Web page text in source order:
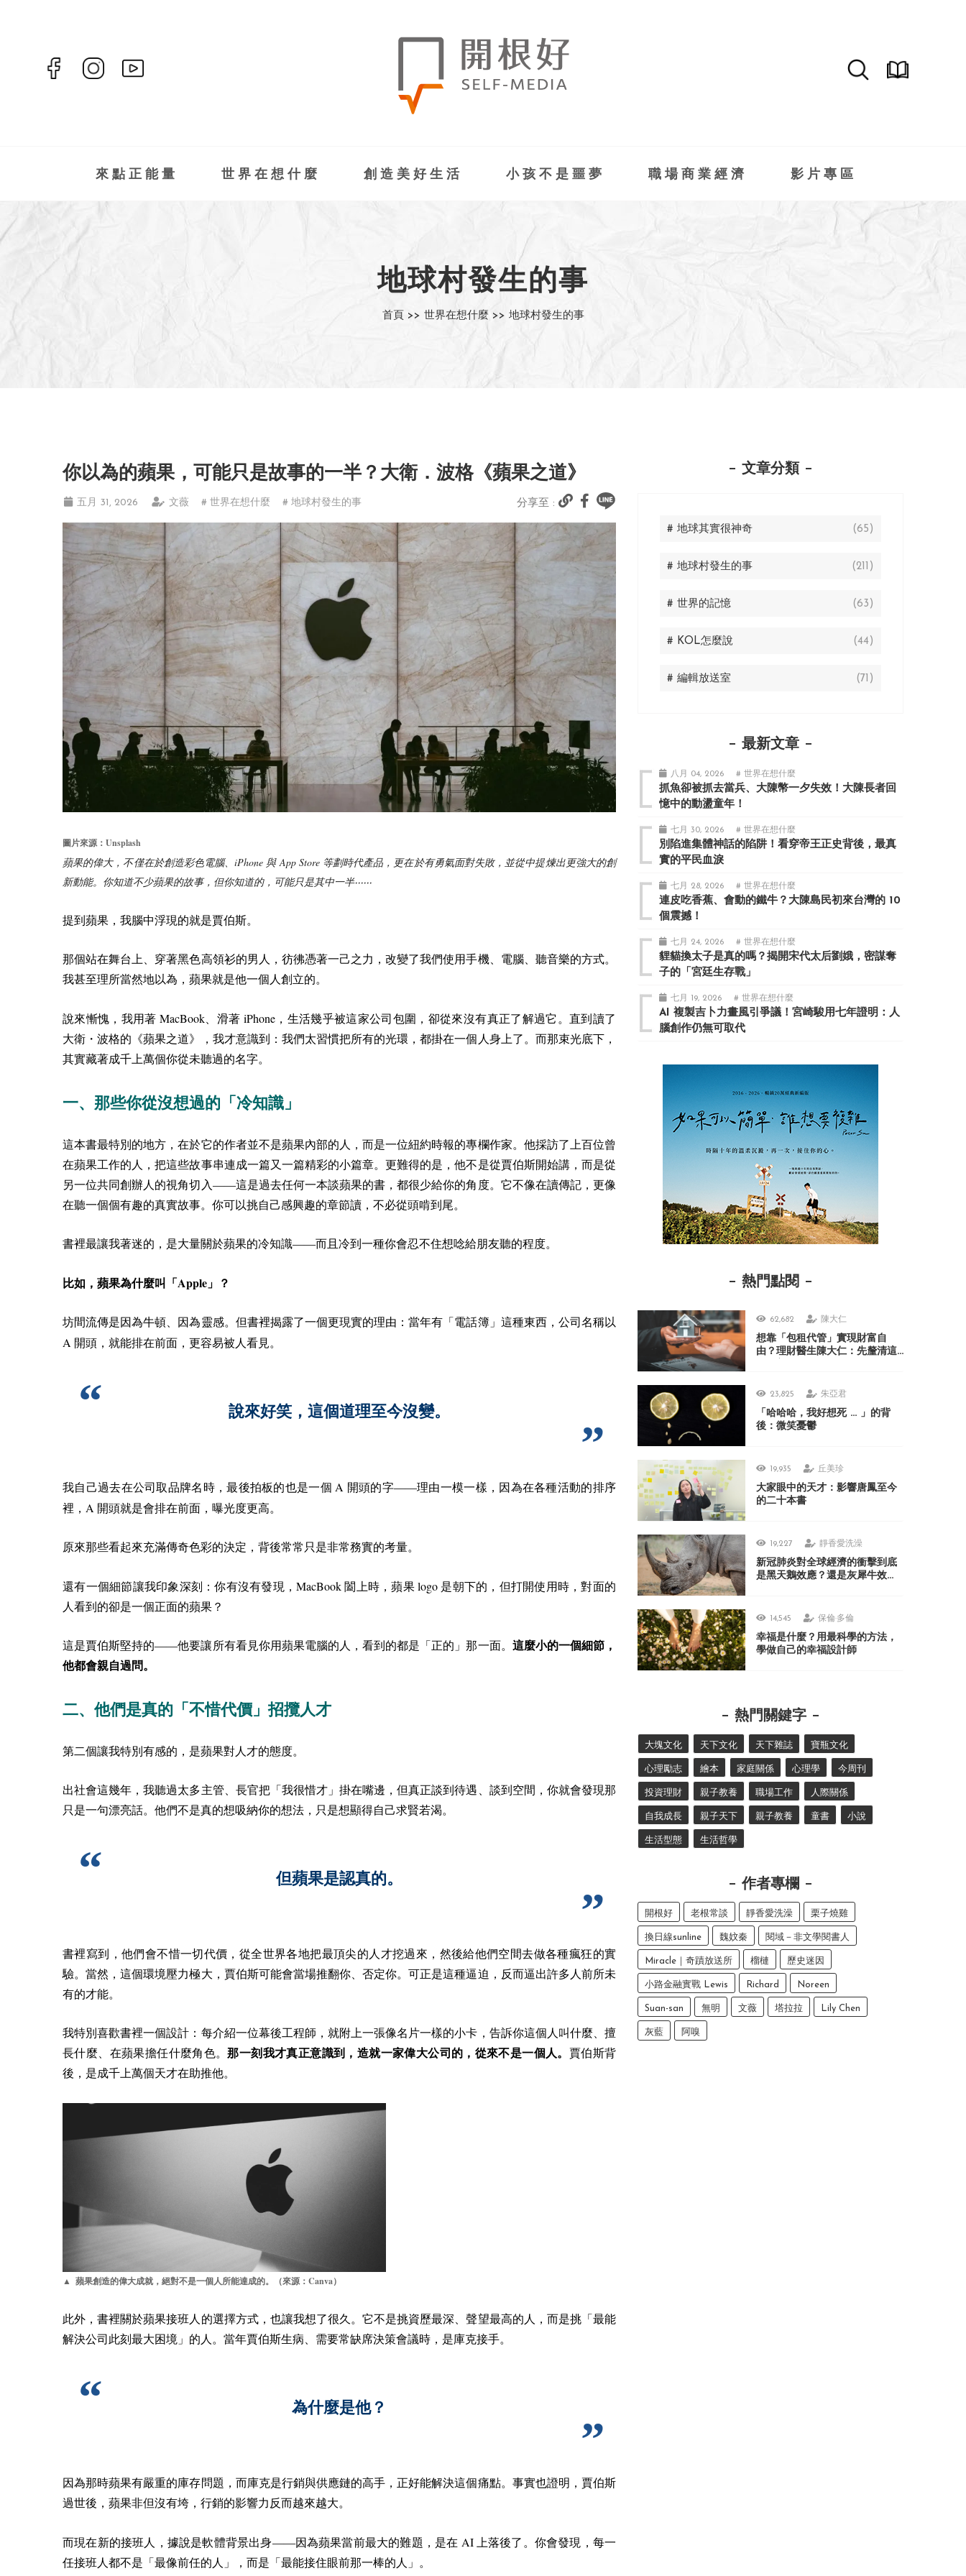
來點正能量 世界在想什麼 創造美好生活 小孩不是噩夢 職場商業經濟 影片專區
地球村發生的事
首頁 >> 世界在想什麼 >> 地球村發生的事
你以為的蘋果，可能只是故事的一半？大衛．波格《蘋果之道》
五月 31, 2026 文薇 # 世界在想什麼 # 地球村發生的事 分享至 :
圖片來源： Unsplash
蘋果的偉大，不僅在於創造彩色電腦、iPhone 與 App Store等劃時代產品，更在於有勇氣面對失敗，並從中提煉出更強大的創
新動能。你知道不少蘋果的故事，但你知道的，可能只是其中一半‧‧‧‧‧‧
提到蘋果，我腦中浮現的就是賈伯斯。
那個站在舞台上、穿著黑色高領衫的男人，彷彿憑著一己之力，改變了我們使用手機、電腦、聽音樂的方式。
我甚至理所當然地以為，蘋果就是他一個人創立的。
說來慚愧，我用著MacBook 、滑著 iPhone，生活幾乎被這家公司包圍，卻從來沒有真正了解過它。直到讀了
大衛・波格的《蘋果之道》，我才意識到：我們太習慣把所有的光環，都掛在一個人身上了。而那束光底下，
其實藏著成千上萬個你從未聽過的名字。
一、那些你從沒想過的「冷知識」
這本書最特別的地方，在於它的作者並不是蘋果內部的人，而是一位紐約時報的專欄作家。他採訪了上百位曾
在蘋果工作的人，把這些故事串連成一篇又一篇精彩的小篇章。更難得的是，他不是從賈伯斯開始講，而是從
另一位共同創辦人的視角切入——這是過去任何一本談蘋果的書，都很少給你的角度。它不像在讀傳記，更像
在聽一個個有趣的真實故事。 你可以挑自己感興趣的章節讀，不必從頭啃到尾。
書裡最讓我著迷的，是大量關於蘋果的冷知識——而且冷到一種你會忍不住想唸給朋友聽的程度。
比如，蘋果為什麼叫「 Apple 」？
坊間流傳是因為牛頓、因為靈感。但書裡揭露了一個更現實的理由：當年有「電話簿」這種東西，公司名稱以
A 開頭，就能排在前面，更容易被人看見。
說來好笑，這個道理至今沒變。
我自己過去在公司取品牌名時，最後拍板的也是一個 A 開頭的字——理由一模一樣，因為在各種活動的排序
裡， A 開頭就是會排在前面，曝光度更高。
原來那些看起來充滿傳奇色彩的決定，背後常常只是非常務實的考量。
還有一個細節讓我印象深刻：你有沒有發現，MacBook 闔上時，蘋果logo 是朝下的，但打開使用時，對面的
人看到的卻是一個正面的蘋果？
這是賈伯斯堅持的——他要讓所有看見你用蘋果電腦的人，看到的都是「正的」那一面。 這麼小的一個細節，
他都會親自過問。
二、他們是真的「不惜代價」招攬人才
第二個讓我特別有感的，是蘋果對人才的態度。
出社會這幾年，我聽過太多主管、長官把「我很惜才」掛在嘴邊，但真正談到待遇、談到空間，你就會發現那
只是一句漂亮話。他們不是真的想吸納你的想法，只是想顯得自己求賢若渴。
但蘋果是認真的。
書裡寫到，他們會不惜一切代價，從全世界各地把最頂尖的人才挖過來，然後給他們空間去做各種瘋狂的實
驗。當然，這個環境壓力極大，賈伯斯可能會當場推翻你、否定你。可正是這種逼迫，反而逼出許多人前所未
有的才能。
我特別喜歡書裡一個設計：每介紹一位幕後工程師，就附上一張像名片一樣的小卡，告訴你這個人叫什麼、擅
長什麼、在蘋果擔任什麼角色。那一刻我才真正意識到，造就一家偉大公司的，從來不是一個人。 賈伯斯背
後，是成千上萬個天才在助推他。
▲ 蘋果創造的偉大成就，絕對不是一個人所能達成的。（來源： Canva）
此外，書裡關於蘋果接班人的選擇方式，也讓我想了很久。它不是挑資歷最深、聲望最高的人，而是挑「最能
解決公司此刻最大困境」的人。當年賈伯斯生病、需要常缺席決策會議時，是庫克接手。
為什麼是他？
因為那時蘋果有嚴重的庫存問題，而庫克是行銷與供應鏈的高手，正好能解決這個痛點。事實也證明，賈伯斯
過世後，蘋果非但沒有垮，行銷的影響力反而越來越大。
而現在新的接班人，據說是軟體背景出身——因為蘋果當前最大的難題，是在 AI 上落後了。你會發現，每一
任接班人都不是「最像前任的人」，而是「最能接住眼前那一棒的人」。
文章分類
# 地球其實很神奇 (65)
# 地球村發生的事 (211)
# 世界的記憶 (63)
# KOL怎麼說 (44)
# 編輯放送室 (71)
最新文章
八月 04, 2026 # 世界在想什麼
抓魚卻被抓去當兵、大陳幣一夕失效！大陳長者回
憶中的動盪童年！
七月 30, 2026 # 世界在想什麼
別陷進集體神話的陷阱！看穿帝王正史背後，最真
實的平民血淚
七月 28, 2026 # 世界在想什麼
連皮吃香蕉、會動的鐵牛？大陳島民初來台灣的 10
個震撼！
七月 24, 2026 # 世界在想什麼
貍貓換太子是真的嗎？揭開宋代太后劉娥，密謀奪
子的「宮廷生存戰」
七月 19, 2026 # 世界在想什麼
AI 複製吉卜力畫風引爭議！宮崎駿用七年證明：人
腦創作仍無可取代
熱門點閱
62,682 陳大仁
想靠「包租代管」實現財富自
由？理財醫生陳大仁：先釐清這
23,825 朱亞君
「哈哈哈，我好想死 ... 」的背
後：微笑憂鬱
19,935 丘美珍
大家眼中的天才：影響唐鳳至今
的二十本書
19,227 靜香愛洗澡
新冠肺炎對全球經濟的衝擊到底
是黑天鵝效應？還是灰犀牛效
14,545 保倫·多倫
幸福是什麼？用最科學的方法，
學做自己的幸福設計師
熱門關鍵字
大塊文化 天下文化 天下雜誌 寶瓶文化
心理勵志 繪本 家庭關係 心理學 今周刊
投資理財 親子教養 職場工作 人際關係
自我成長 親子天下 親子教養 童書 小說
生活型態 生活哲學
作者專欄
開根好 老根常談 靜香愛洗澡 栗子燒雞
換日線sunline 魏妏秦 閱域－非文學閱書人
Miracle｜奇蹟放送所 榴槤 歷史迷因
小路金融實戰 Lewis Richard Noreen
Suan-san 無明 文薇 塔拉拉 Lily Chen
灰藍 阿嗅